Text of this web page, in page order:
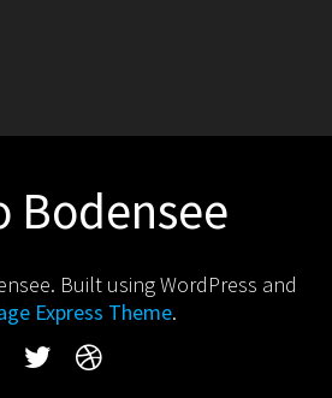
Bodensee
Built using WordPress and
Express Theme.